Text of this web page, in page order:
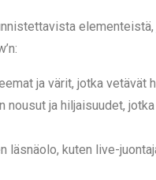
elementeistä,
ja värit, jotka vetävät
nousut ja hiljaisuudet,
läsnäolo, kuten live-